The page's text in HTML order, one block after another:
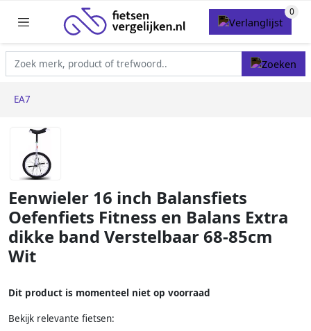
EA7
Eenwieler 16 inch Balansfiets
Oefenfiets Fitness en Balans Extra
dikke band Verstelbaar 68-85cm
Wit
Dit product is momenteel niet op voorraad
Bekijk relevante fietsen: